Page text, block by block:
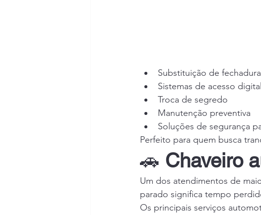
Substituição de
Sistemas de acesso digital
Troca de segredo
Manutenção preventiva
Soluções de segurança
Perfeito para quem busca
🚗 Chaveiro
Um dos atendimentos de
parado significa tempo
Os principais serviços